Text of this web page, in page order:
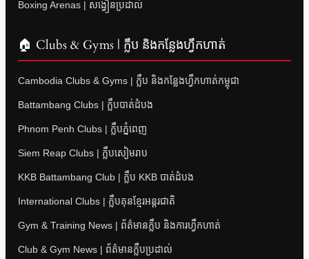
Boxing Arenas | សង្វៀនប្រដាល់
🏠 Clubs & Gyms | ក្លឹប និងកន្លែងហ្វឹកហាត់
Cambodia Clubs & Gyms | ក្លឹប និងកន្លែងហ្វឹកហាត់កម្ពុជា
Battambang Clubs | ក្លឹបបាត់ដំបង
Phnom Penh Clubs | ក្លឹបភ្នំពេញ
Siem Reap Clubs | ក្លឹបសៀមរាប
KKB Battambang Club | ក្លឹប KKB បាត់ដំបង
International Clubs | ក្លឹបគុនខ្មែរអន្តរជាតិ
Gym & Training News | ព័ត៌មានក្លឹប និងការហ្វឹកហាត់
Club & Gym News | ព័ត៌មានក្លឹបប្រដាល់